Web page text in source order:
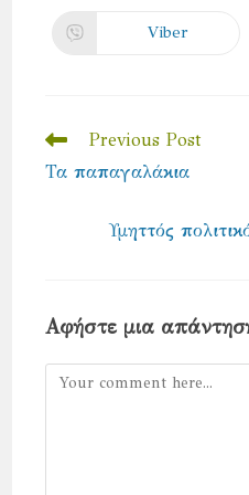
new
window
Opens
Viber
Read
articles
Previous Post
Τα παπαγαλάκια
Υμηττός
Αφήστε μια
Comment